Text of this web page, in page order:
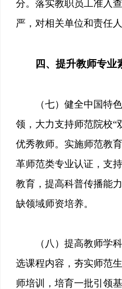
分。落实教职员工准入
严，对相关单位和责任
四、提升教师专业
（七）健全中国特
领，大力支持师范院校“
优秀教师。实施师范教
革师范类专业认证，支
教育，提高科普传播能
缺领域师资培养。
（八）提高教师学
选课程内容，夯实师范
师培训，培育一批引领